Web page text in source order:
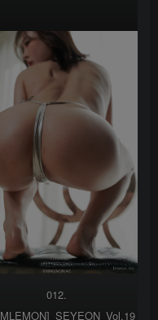
012.